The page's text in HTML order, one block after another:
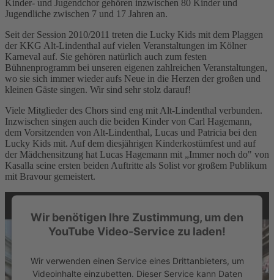
Kinder- und Jugendchor gehören inzwischen 80 Kinder und
Jugendliche zwischen 7 und 17 Jahren an.
Seit der Session 2010/2011 treten die Lucky Kids mit dem Plaggen
der KKG Alt-Lindenthal auf vielen Veranstaltungen im Kölner
Karneval auf. Sie gehören natürlich auch zum festen
Bühnenprogramm bei unseren eigenen zahlreichen Veranstaltungen,
wo sie sich immer wieder aufs Neue in die Herzen der großen und
kleinen Gäste singen. Wir sind sehr stolz darauf!
Viele Mitglieder des Chors sind eng mit Alt-Lindenthal verbunden.
Inzwischen singen auch die beiden Kinder von Carl Hagemann,
dem Vorsitzenden von Alt-Lindenthal, Lucas und Patricia bei den
Lucky Kids mit. Auf dem diesjährigen Kinderkostümfest und auf
der Mädchensitzung hat Lucas Hagemann mit „Immer noch do" von
Kasalla seine ersten beiden Auftritte als Solist vor großem Publikum
mit Bravour gemeistert.
Wir benötigen Ihre Zustimmung, um den
YouTube Video-Service zu laden!
Wir verwenden einen Service eines Drittanbieters, um
Videoinhalte einzubetten. Dieser Service kann Daten